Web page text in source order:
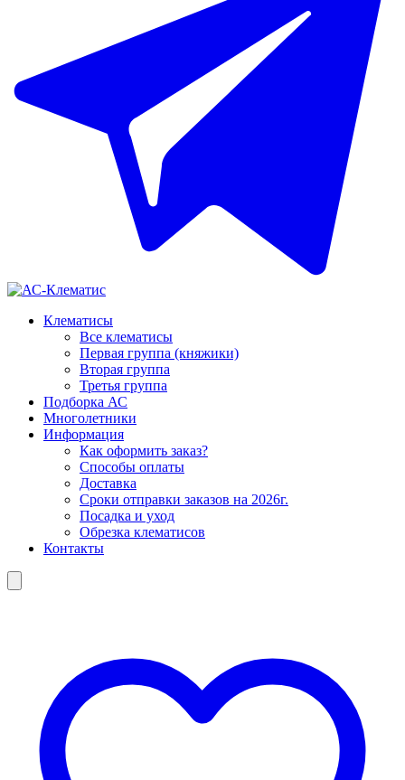
Клематисы
Все клематисы
Первая группа (княжики)
Вторая группа
Третья группа
Подборка АС
Многолетники
Информация
Как оформить заказ?
Способы оплаты
Доставка
Сроки отправки заказов на 2026г.
Посадка и уход
Обрезка клематисов
Контакты